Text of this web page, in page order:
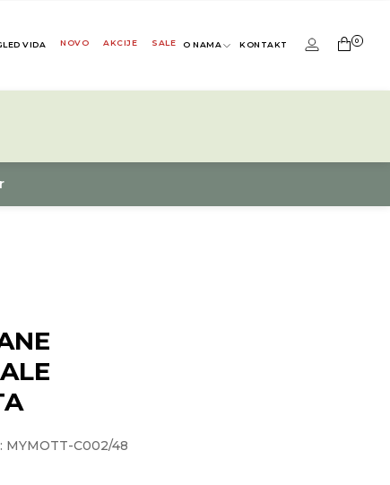
VIDA NOVO AKCIJE SALE O NAMA KONTAKT 0
MYMOTT-C002/48